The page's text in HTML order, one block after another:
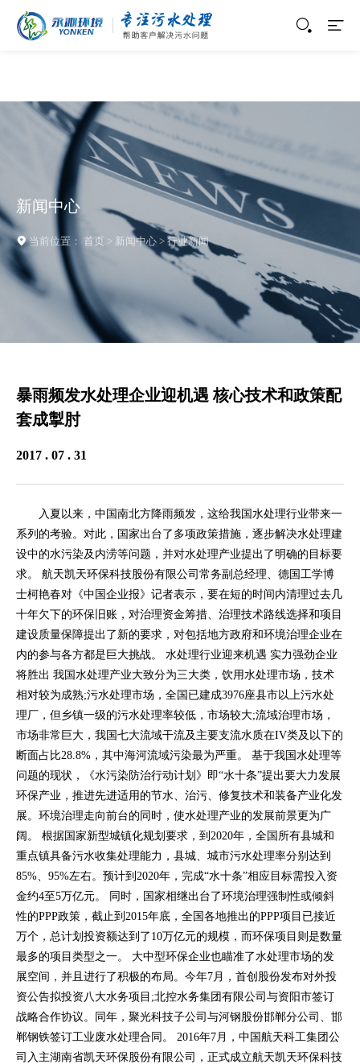
新闻中心
当前位置： 首页 > 新闻中心 >行业新闻
暴雨频发水处理企业迎机遇 核心技术和政策配
套成掣肘
2017 . 07 . 31
入夏以来，中国南北方降雨频发，这给我国水处理行业带来一
系列的考验。对此，国家出台了多项政策措施，逐步解决水处理建
设中的水污染及内涝等问题，并对水处理产业提出了明确的目标要
求。 航天凯天环保科技股份有限公司常务副总经理、德国工学博
士柯艳春对《中国企业报》记者表示，要在短的时间内清理过去几
十年欠下的环保旧账，对治理资金筹措、治理技术路线选择和项目
建设质量保障提出了新的要求，对包括地方政府和环境治理企业在
内的参与各方都是巨大挑战。 水处理行业迎来机遇 实力强劲企业
将胜出 我国水处理产业大致分为三大类，饮用水处理市场，技术
相对较为成熟;污水处理市场，全国已建成3976座县市以上污水处
理厂，但乡镇一级的污水处理率较低，市场较大;流域治理市场，
市场非常巨大，我国七大流域干流及主要支流水质在IV类及以下的
断面占比28.8%，其中海河流域污染最为严重。 基于我国水处理等
问题的现状，《水污染防治行动计划》即“水十条”提出要大力发展
环保产业，推进先进适用的节水、治污、修复技术和装备产业化发
展。环境治理走向前台的同时，使水处理产业的发展前景更为广
阔。 根据国家新型城镇化规划要求，到2020年，全国所有县城和
重点镇具备污水收集处理能力，县城、城市污水处理率分别达到
85%、95%左右。预计到2020年，完成“水十条”相应目标需投入资
金约4至5万亿元。 同时，国家相继出台了环境治理强制性或倾斜
性的PPP政策，截止到2015年底，全国各地推出的PPP项目已接近
万个，总计划投资额达到了10万亿元的规模，而环保项目则是数量
最多的项目类型之一。 大中型环保企业也瞄准了水处理市场的发
展空间，并且进行了积极的布局。今年7月，首创股份发布对外投
资公告拟投资八大水务项目;北控水务集团有限公司与资阳市签订
战略合作协议。同年，聚光科技子公司与河钢股份邯郸分公司、邯
郸钢铁签订工业废水处理合同。 2016年7月，中国航天科工集团公
司入主湖南省凯天环保股份有限公司，正式成立航天凯天环保科技